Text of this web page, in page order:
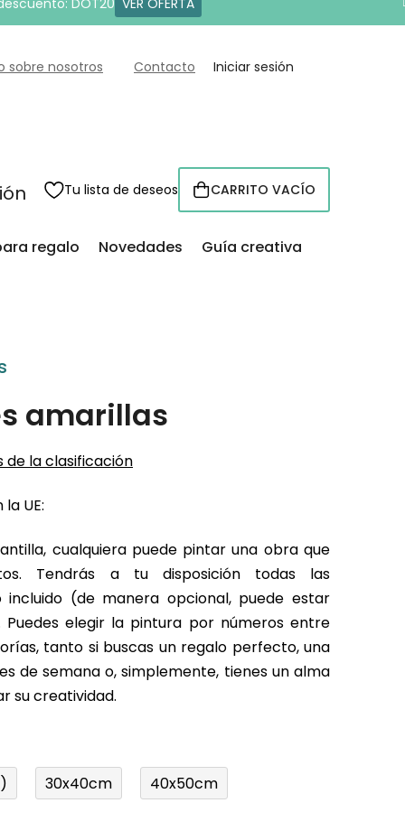
DOT20 VER OFERTA
sobre nosotros Contacto Iniciar sesión
Tu lista de deseos CESTA
CARRITO VACÍO
regalo Novedades Guía creativa
amarillas
de la clasificación
UE:
cualquiera puede pintar una obra que
Tendrás a tu disposición todas las
incluido (de manera opcional, puede estar
elegir la pintura por números entre
tanto si buscas un regalo perfecto, una
de semana o, simplemente, tienes un alma
su creatividad.
30x40cm 40x50cm